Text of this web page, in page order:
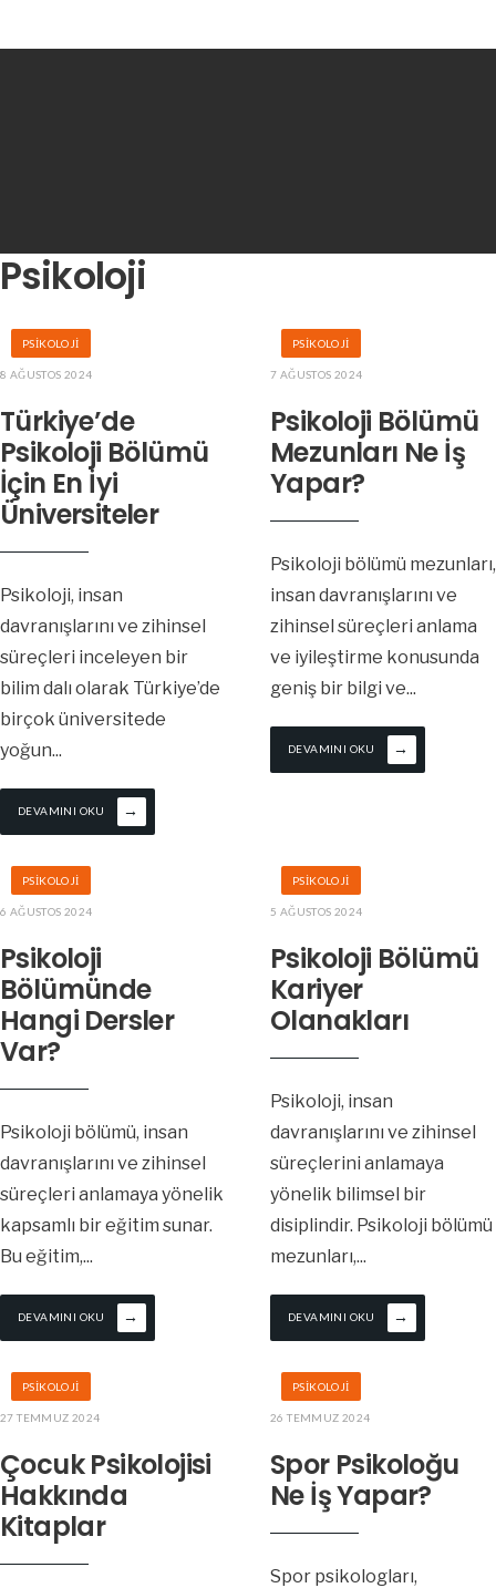
Psikoloji
PSIKOLOJI
8 AĞUSTOS 2024
Türkiye’de
Psikoloji Bölümü
İçin En İyi
Üniversiteler
Psikoloji, insan
davranışlarını ve zihinsel
süreçleri inceleyen bir
bilim dalı olarak Türkiye’de
birçok üniversitede
yoğun...
DEVAMINI OKU →
PSIKOLOJI
7 AĞUSTOS 2024
Psikoloji Bölümü
Mezunları Ne İş
Yapar?
Psikoloji bölümü mezunları,
insan davranışlarını ve
zihinsel süreçleri anlama
ve iyileştirme konusunda
geniş bir bilgi ve...
DEVAMINI OKU →
PSIKOLOJI
6 AĞUSTOS 2024
Psikoloji
Bölümünde
Hangi Dersler
Var?
Psikoloji bölümü, insan
davranışlarını ve zihinsel
süreçleri anlamaya yönelik
kapsamlı bir eğitim sunar.
Bu eğitim,...
DEVAMINI OKU →
PSIKOLOJI
5 AĞUSTOS 2024
Psikoloji Bölümü
Kariyer
Olanakları
Psikoloji, insan
davranışlarını ve zihinsel
süreçlerini anlamaya
yönelik bilimsel bir
disiplindir. Psikoloji bölümü
mezunları,...
DEVAMINI OKU →
PSIKOLOJI
27 TEMMUZ 2024
Çocuk Psikolojisi
Hakkında
Kitaplar
PSIKOLOJI
26 TEMMUZ 2024
Spor Psikoloğu
Ne İş Yapar?
Spor psikologları,